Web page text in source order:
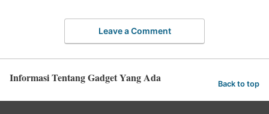
Leave a Comment
Informasi Tentang Gadget Yang Ada Back to top